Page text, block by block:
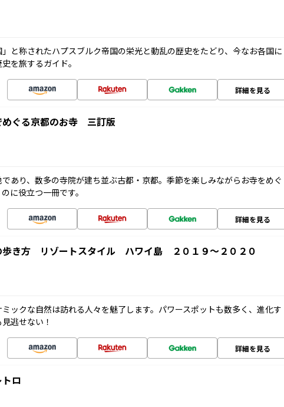
」と称されたハプスブルク帝国の栄光と動乱の歴史をたどり、今なお各国に
を旅するガイド。
詳細を見る
ぐる京都のお寺 三訂版
あり、数多の寺院が建ち並ぶ古都・京都。季節を楽しみながらお寺をめぐ
に役立つ一冊です。
詳細を見る
き方 リゾートスタイル ハワイ島 ２０１９～２０２０
ックな自然は訪れる人々を魅了します。パワースポットも数多く、進化す
逃せない！
詳細を見る
ロ